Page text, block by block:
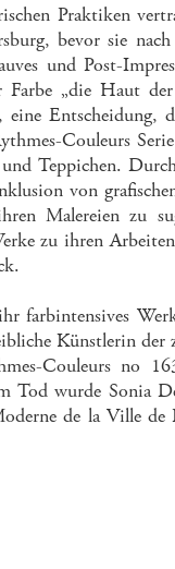
Praktiken
bevor sie
und Post-
„die Haut
Entscheidung,
Couleurs
Teppichen.
von
Malereien zu
zu ihren
farbintensives
Künstlerin der
Couleurs no
Tod wurde Sonia
de la Ville